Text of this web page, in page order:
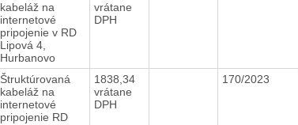
kabeláž na
internetové
pripojenie v RD
Lipová 4,
Hurbanovo
vrátane
DPH
Štruktúrovaná
kabeláž na
internetové
pripojenie RD
1838,34
vrátane
DPH
170/2023